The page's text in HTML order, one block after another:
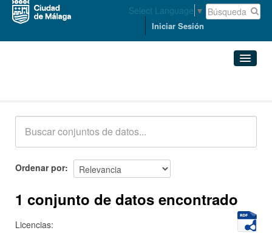
Select Language ▼
Iniciar Sesión
Acerca de
Ordenar por
1 conjunto de datos encontrado
Licencias: